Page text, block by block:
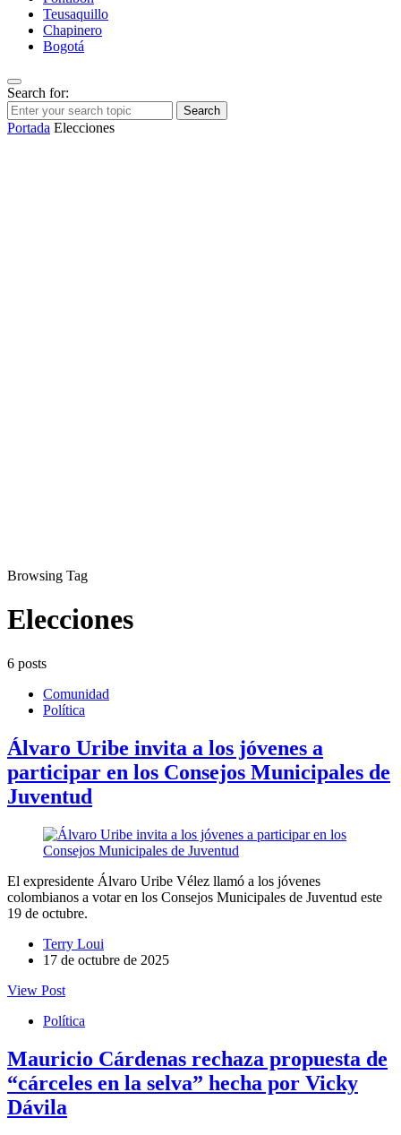
Teusaquillo
Chapinero
Bogotá
Search for:
Search
Portada Elecciones
Browsing Tag
Elecciones
6 posts
Comunidad
Política
Álvaro Uribe invita a los jóvenes a
participar en los Consejos Municipales de
Juventud
El expresidente Álvaro Uribe Vélez llamó a los jóvenes
colombianos a votar en los Consejos Municipales de Juventud este
19 de octubre.
Terry Loui
17 de octubre de 2025
View Post
Política
Mauricio Cárdenas rechaza propuesta de
“cárceles en la selva” hecha por Vicky
Dávila